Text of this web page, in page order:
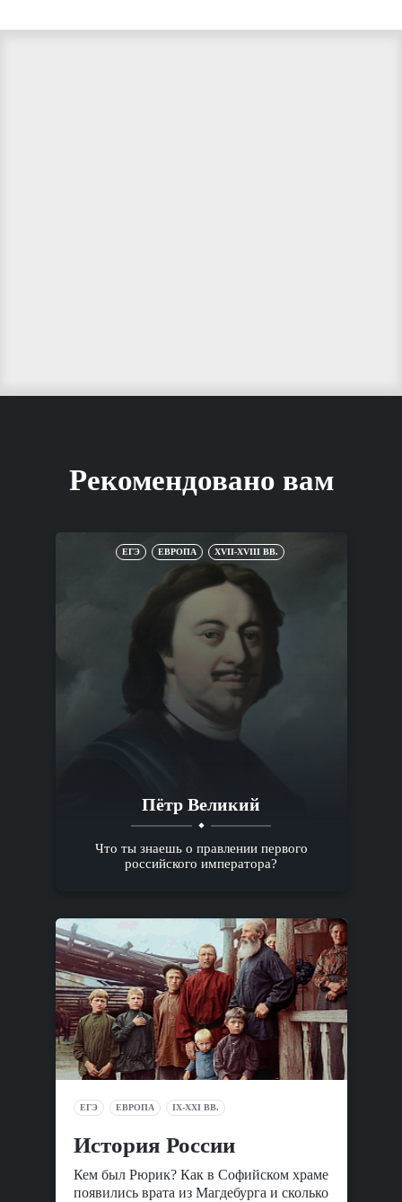
Рекомендовано вам
ЕГЭ ЕВРОПА XVII-XVIII ВВ.
Пётр Великий
Что ты знаешь о правлении первого
российского императора?
ЕГЭ ЕВРОПА IX-XXI ВВ.
История России
Кем был Рюрик? Как в Софийском храме
появились врата из Магдебурга и сколько